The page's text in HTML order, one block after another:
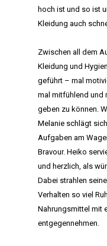
hoch ist und so ist
Kleidung auch
Zwischen all dem
Kleidung und
geführt – mal
mal mitfühlend und
geben zu können.
Melanie schlägt
Aufgaben am
Bravour. Heiko
und herzlich, als
Dabei strahlen
Verhalten so viel
Nahrungsmittel mit
entgegennehmen.